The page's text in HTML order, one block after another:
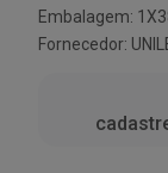
Embalagem:
Fornecedor: